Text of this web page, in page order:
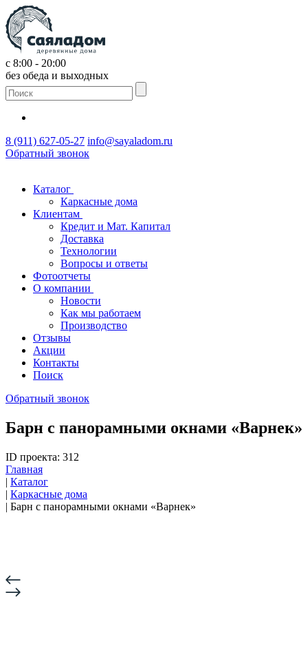
с 8:00 - 20:00
без обеда и выходных
8 (911) 627-05-27 info@sayaladom.ru
Обратный звонок
Каталог
Каркасные дома
Клиентам
Кредит и Мат. Капитал
Доставка
Технологии
Вопросы и ответы
Фотоотчеты
О компании
Новости
Как мы работаем
Производство
Отзывы
Акции
Контакты
Поиск
Обратный звонок
Барн с панорамными окнами «Варнек»
ID проекта: 312
Главная
| Каталог
| Каркасные дома
| Барн с панорамными окнами «Варнек»